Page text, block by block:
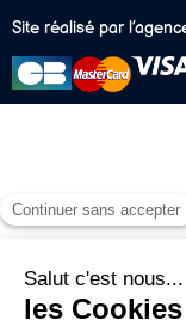
Site réalisé par